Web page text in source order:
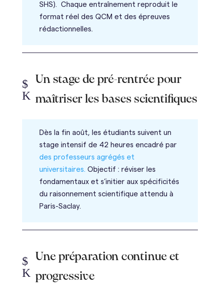
SHS). Chaque entraînement reproduit le
format réel des QCM et des épreuves
rédactionnelles.
Un stage de pré-rentrée pour
maîtriser les bases scientifiques
$
K
Dès la fin août, les étudiants suivent un
stage intensif de 42 heures encadré par
des professeurs agrégés et
universitaires. Objectif : réviser les
fondamentaux et s’initier aux spécificités
du raisonnement scientifique attendu à
Paris-Saclay.
Une préparation continue et
progressive
$
K